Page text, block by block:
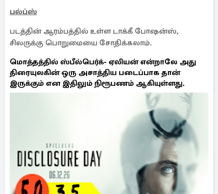
பல்ப்ஸ்
படத்தின் ஆரம்பத்தில் உள்ள டாக்கீ போஷன்ஸ்,
சிலருக்கு பொறுமையை சோதிக்கலாம்.
மொத்தத்தில் ஸ்பீல்பெர்க்- ஏலியன் என்றாலே அது
திரையுலகின் ஒரு அசாத்திய படைப்பாக தான்
இருக்கும் என இதிலும் நிரூபணம் ஆகியுள்ளது.